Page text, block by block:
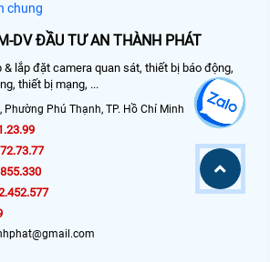
chung
DV ĐẦU TƯ AN THÀNH PHÁT
lắp đặt camera quan sát, thiết bị báo động,
thiết bị mạng, ...
Phường Phú Thạnh, TP. Hồ Chí Minh